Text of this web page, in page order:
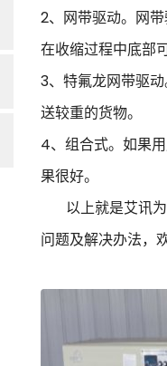
2、网带驱动。网
在收缩过程中底部
3、特氟龙网带驱
送较重的货物。
4、组合式。如果
果很好。
以上就是艾讯为
问题及解决办法，